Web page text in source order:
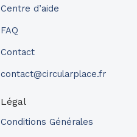
Centre d’aide
FAQ
Contact
contact@circularplace.fr
Légal
Conditions Générales